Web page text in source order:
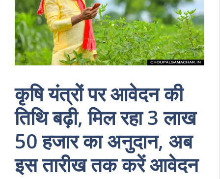
कृषि यंत्रों पर आवेदन की
तिथि बढ़ी, मिल रहा 3 लाख
50 हजार का अनुदान, अब
इस तारीख तक करें आवेदन